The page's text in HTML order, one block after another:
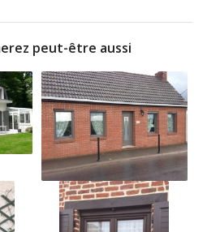
peut-être aussi